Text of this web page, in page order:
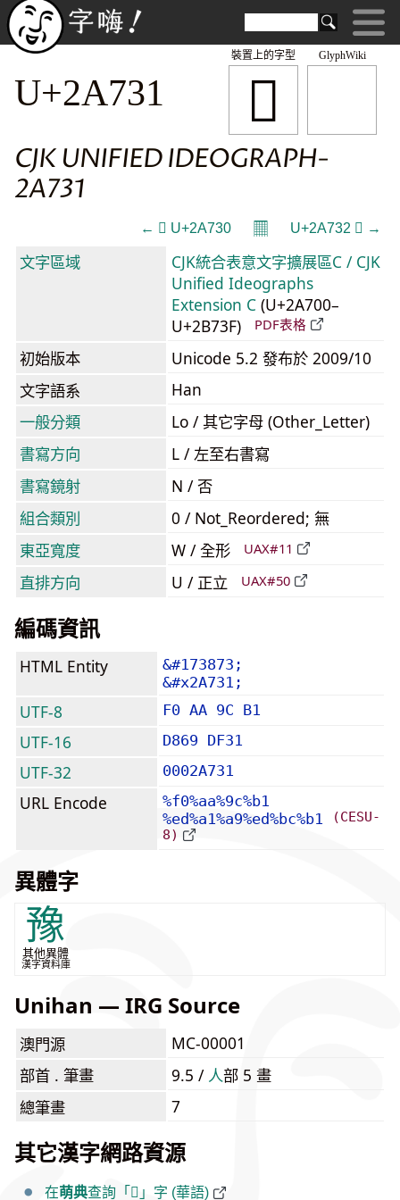
GlyphWiki
𪜱
裝置上的字型
U+2A731
CJK UNIFIED IDEOGRAPH-
2A731
← 𪜰 U+2A730 𝄜 U+2A732 𪜲 →
文字區域
CJK統合表意文字擴展區C / CJK
Unified Ideographs
Extension C (U+2A700–
U+2B73F)
PDF表格
初始版本
Unicode 5.2 發布於 2009/10
文字語系
Han
一般分類
Lo / 其它字母 (Other_Letter)
書寫方向
L / 左至右書寫
書寫鏡射
N / 否
組合類別
0 / Not_Reordered; 無
東亞寬度
W / 全形 UAX#11
直排方向 U / 正立 UAX#50
編碼資訊
HTML Entity
&#173873;
&#x2A731;
UTF-8 F0 AA 9C B1
UTF-16 D869 DF31
UTF-32 0002A731
URL Encode
%f0%aa%9c%b1
%ed%a1%a9%ed%bc%b1
(CESU-
8)
異體字
豫
其他異體
漢字資料庫
Unihan — IRG Source
澳門源
MC-00001
部首 . 筆畫
9.5 / ⼈部 5 畫
總筆畫
7
其它漢字網路資源
在萌典查詢「𪜱」字 (華語)